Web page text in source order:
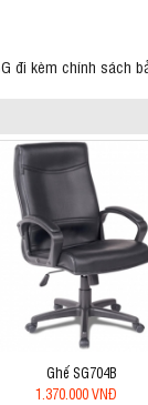
đi kèm chính sách
Ghế SG704B
1.370.000 VNĐ